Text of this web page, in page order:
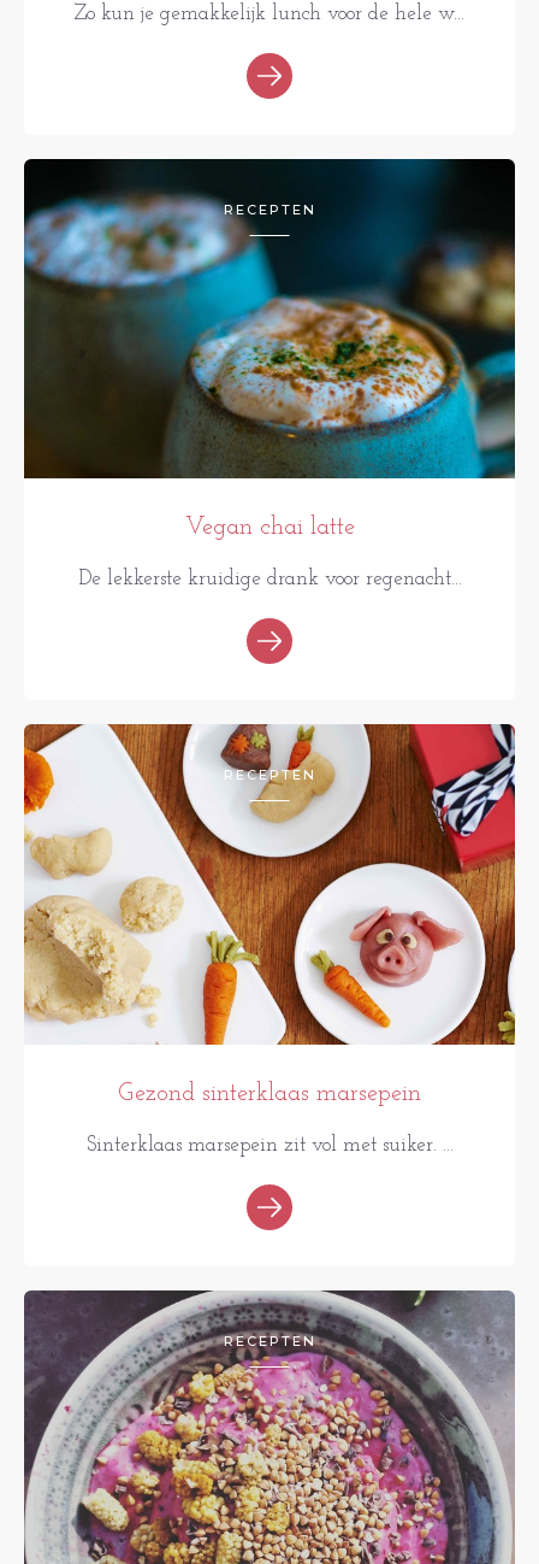
Zo kun je gemakkelijk lunch voor de hele w...
RECEPTEN
Vegan chai latte
De lekkerste kruidige drank voor regenacht...
RECEPTEN
Gezond sinterklaas marsepein
Sinterklaas marsepein zit vol met suiker. ...
RECEPTEN